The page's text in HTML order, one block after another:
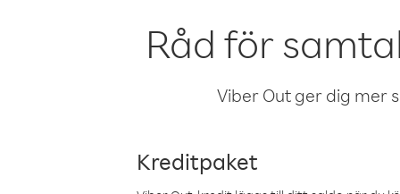
Råd för
Viber Out ger dig mer
Kreditpaket